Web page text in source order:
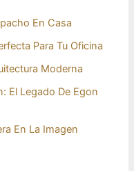
En Casa
Para Tu Oficina
Moderna
El Legado De Egon
En La Imagen